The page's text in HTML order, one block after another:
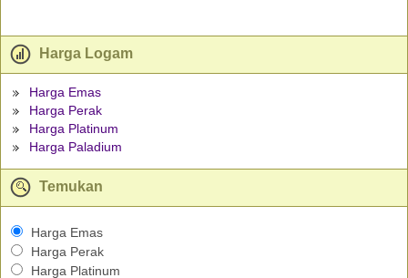
Harga Logam
Harga Emas
Harga Perak
Harga Platinum
Harga Paladium
Temukan
Harga Emas
Harga Perak
Harga Platinum